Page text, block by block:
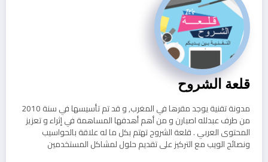
قلعة الشروح
مدونة تقنية يوجد مقرها في المغرب, و قد تم تأسيسها في سنة 2010
من طرف عبدلله اصبارن و من أهم أهدفها المساهمة في إثراء و تعزيز
المحتوى العربي . قلعة الشروح تهتم بكل ما له علاقة بالحواسيب
ونصائح الويب مع التركيز على تقديم حلول لمشاكل المستخدمين